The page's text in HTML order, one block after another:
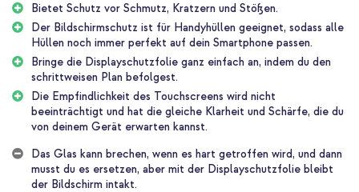
transparent, kratzfest und speziell für dein Smartphone
entwickelt. Die Empfindlichkeit des Touchscreens wird nicht
beeinträchtigt und hat die gleiche Klarheit und Schärfe, die du von
deinem Gerät erwarten kannst. Außerdem verfügt die Hülle über
eine spezielle Beschichtung, die Fingerabdrücke und Flecken
vermindert. Kurz gesagt, es handelt sich um eine
Displayschutzfolie, die alle Annehmlichkeiten bietet!
Guter Schutz für dein Smartphone
Die Selencia Displayschutzfolie Gehärtetes Glas sorgt dafür, dass
der Bildschirm deines Smartphones nicht beschädigt wird. Das
Schutzglas ist aus starkem, gehärtetem Glas gefertigt, sodass sich
Bietet Schutz vor Schmutz, Kratzern und Stößen.
Der Bildschirmschutz ist für Handyhüllen geeignet, sodass alle
Hüllen noch immer perfekt auf dein Smartphone passen.
Bringe die Displayschutzfolie ganz einfach an, indem du den
schrittweisen Plan befolgest.
Die Empfindlichkeit des Touchscreens wird nicht
beeinträchtigt und hat die gleiche Klarheit und Schärfe, die du
von deinem Gerät erwarten kannst.
Das Glas kann brechen, wenn es hart getroffen wird, und dann
musst du es ersetzen, aber mit der Displayschutzfolie bleibt
der Bildschirm intakt.